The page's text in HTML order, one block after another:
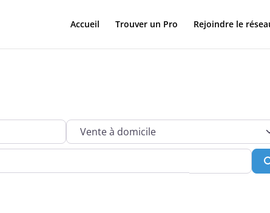
Accueil Trouver un Pro Rejoindre le
Services